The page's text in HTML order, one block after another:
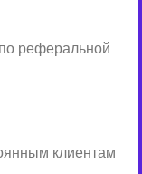
реферальной
клиентам